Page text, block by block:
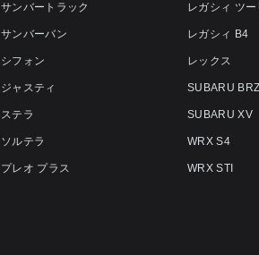
サンバートラック
サンバーバン
シフォン
ジャスティ
ステラ
ソルテラ
プレオ プラス
レガシィ ツ
レガシィ B4
レックス
SUBARU BRZ
SUBARU XV
WRX S4
WRX STI